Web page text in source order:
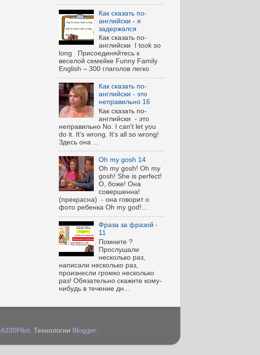
Как сказать по-
английски - я
задержался
Как сказать по-
английски I took so
long Присоединяйтесь к
веселой семейке Funny Family
English – 300 глаголов легко
Как сказать по-
английски - это
неправильно 16
Как сказать по-
английски - это
неправильно No. I can't let you
do it. It's wrong. It's all so wrong!
Здесь она ...
Oh my gosh 14
Oh my gosh! Oh my
gosh! She is perfect!
О, боже! Она
совершенна!
(прекрасна) - она говорит о
фото ребенка Oh my god!...
Фраза за фразой -
11
Помните ?
Прослушали
несколько раз,
написали несколько раз,
произнесли громко несколько
раз! Обязательно скажите кому-
нибудь в течение дн...
A330Pilot. Технологии Blogger.